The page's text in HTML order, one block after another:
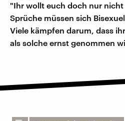
"Ihr wollt euch doch nur
Sprüche müssen sich
Viele kämpfen darum, dass
als solche ernst genommen